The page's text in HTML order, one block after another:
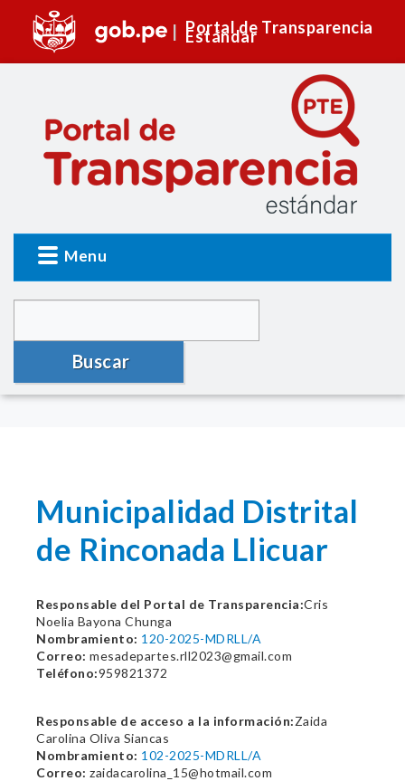
Portal de Transparencia
Estándar
Menu
Buscar
Municipalidad Distrital
de Rinconada Llicuar
Responsable del Portal de Transparencia:Cris
Noelia Bayona Chunga
Nombramiento: 120-2025-MDRLL/A
Correo: mesadepartes.rll2023@gmail.com
Teléfono:959821372
Responsable de acceso a la información:Zaida
Carolina Oliva Siancas
Nombramiento: 102-2025-MDRLL/A
Correo: zaidacarolina_15@hotmail.com